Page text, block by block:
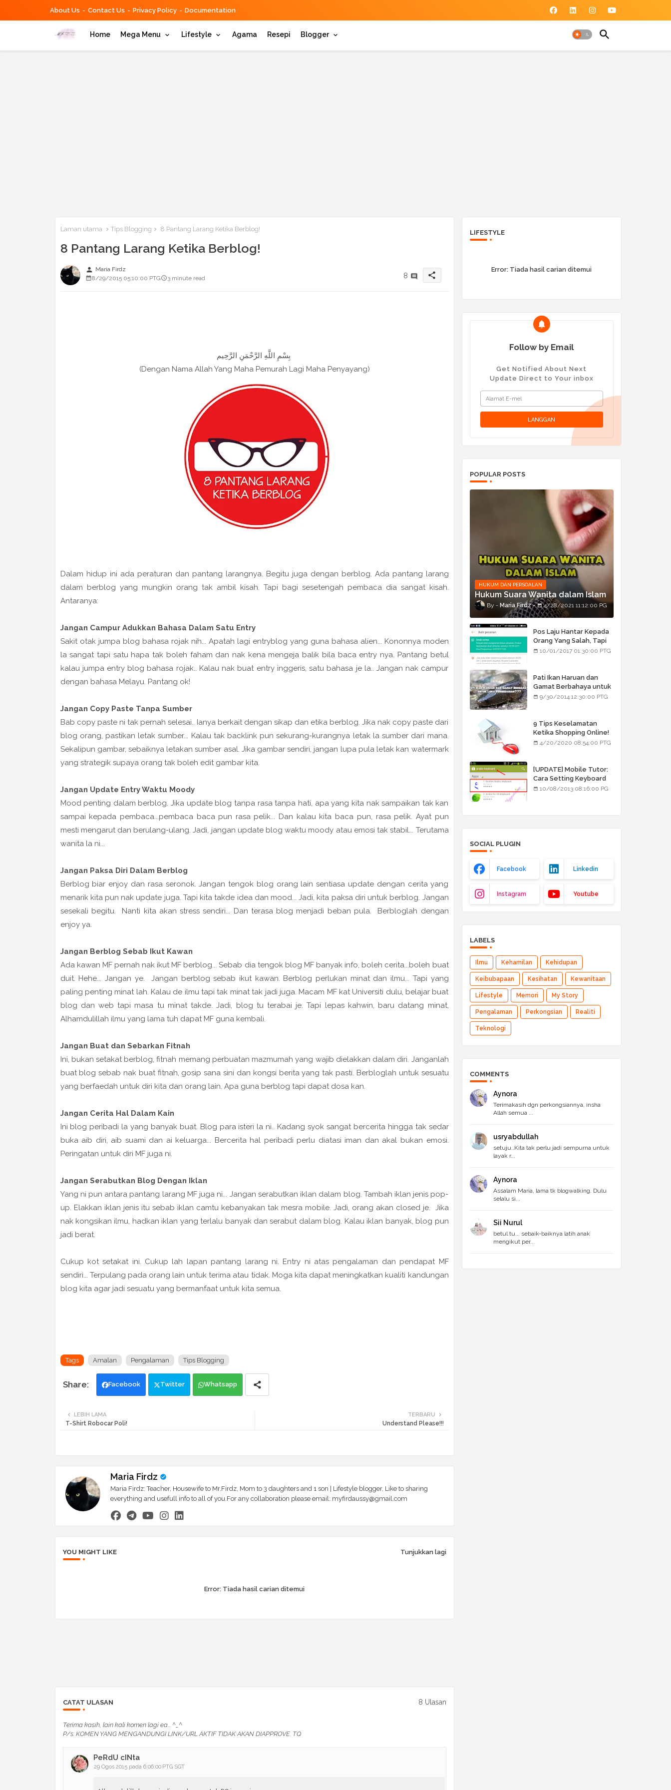
About Us Contact Us Privacy Policy Documentation
Home Mega Menu Lifestyle Agama Resepi Blogger
Laman utama Tips Blogging 8 Pantang Larang Ketika Berblog!
8 Pantang Larang Ketika Berblog!
person Maria Firdz
8/29/2015 05:10:00 PTG
3 minute read 8 share
(Dengan Nama Allah Yang Maha Pemurah Lagi Maha Penyayang)
Dalam hidup ini ada peraturan dan pantang larangnya. Begitu juga dengan berblog. Ada pantang larang
dalam berblog yang mungkin orang tak ambil kisah. Tapi bagi sesetengah pembaca dia sangat kisah.
Antaranya:
Jangan Campur Adukkan Bahasa Dalam Satu Entry
Sakit otak jumpa blog bahasa rojak nih... Apatah lagi entryblog yang guna bahasa alien... Kononnya moden
la sangat tapi satu hapa tak boleh faham dan nak kena mengeja balik bila baca entry nya. Pantang betul
kalau jumpa entry blog bahasa rojak.. Kalau nak buat entry inggeris, satu bahasa je la.. Jangan nak campur
dengan bahasa Melayu. Pantang ok!
Jangan Copy Paste Tanpa Sumber
Bab copy paste ni tak pernah selesai.. Ianya berkait dengan sikap dan etika berblog. Jika nak copy paste dari
blog orang, pastikan letak sumber... Kalau tak backlink pun sekurang-kurangnya letak la sumber dari mana.
Sekalipun gambar, sebaiknya letakan sumber asal. Jika gambar sendiri, jangan lupa pula letak kan watermark
yang strategik supaya orang tak boleh edit gambar kita.
Jangan Update Entry Waktu Moody
Mood penting dalam berblog. Jika update blog tanpa rasa tanpa hati, apa yang kita nak sampaikan tak kan
sampai kepada pembaca...pembaca baca pun rasa pelik... Dan kalau kita baca pun, rasa pelik. Ayat pun
mesti mengarut dan berulang-ulang. Jadi, jangan update blog waktu moody atau emosi tak stabil... Terutama
wanita la ni...
Jangan Paksa Diri Dalam Berblog
Berblog biar enjoy dan rasa seronok. Jangan tengok blog orang lain sentiasa update dengan cerita yang
menarik kita pun nak update juga. Tapi kita takde idea dan mood... Jadi, kita paksa diri untuk berblog. Jangan
sesekali begitu. Nanti kita akan stress sendiri... Dan terasa blog menjadi beban pula. Berbloglah dengan
enjoy ya.
Jangan Berblog Sebab Ikut Kawan
Ada kawan MF pernah nak ikut MF berblog... Sebab dia tengok blog MF banyak info, boleh cerita...boleh buat
duit. Hehe... Jangan ye. Jangan berblog sebab ikut kawan. Berblog perlukan minat dan ilmu... Tapi yang
paling penting minat lah. Kalau de ilmu tapi tak minat tak jadi juga. Macam MF kat Universiti dulu, belajar buat
blog dan web tapi masa tu minat takde. Jadi, blog tu terabai je. Tapi lepas kahwin, baru datang minat,
Alhamdulillah ilmu yang lama tuh dapat MF guna kembali.
Jangan Buat dan Sebarkan Fitnah
Ini, bukan setakat berblog, fitnah memang perbuatan mazmumah yang wajib dielakkan dalam diri. Janganlah
buat blog sebab nak buat fitnah, gosip sana sini dan kongsi berita yang tak pasti. Berbloglah untuk sesuatu
yang berfaedah untuk diri kita dan orang lain. Apa guna berblog tapi dapat dosa kan.
Jangan Cerita Hal Dalam Kain
Ini blog peribadi la yang banyak buat. Blog para isteri la ni.. Kadang syok sangat bercerita hingga tak sedar
buka aib diri, aib suami dan ai keluarga... Bercerita hal peribadi perlu diatasi iman dan akal bukan emosi.
Peringatan untuk diri MF juga ni.
Jangan Serabutkan Blog Dengan Iklan
Yang ni pun antara pantang larang MF juga ni... Jangan serabutkan iklan dalam blog. Tambah iklan jenis pop-
up. Elakkan iklan jenis itu sebab iklan camtu kebanyakan tak mesra mobile. Jadi, orang akan closed je. Jika
nak kongsikan ilmu, hadkan iklan yang terlalu banyak dan serabut dalam blog. Kalau iklan banyak, blog pun
jadi berat.
Cukup kot setakat ini. Cukup lah lapan pantang larang ni. Entry ni atas pengalaman dan pendapat MF
sendiri... Terpulang pada orang lain untuk terima atau tidak. Moga kita dapat meningkatkan kualiti kandungan
blog kita agar jadi sesuatu yang bermanfaat untuk kita semua.
Tags Amalan Pengalaman Tips Blogging
Facebook Twitter Whatsapp
TERBARU
Understand Please!!!
LEBIH LAMA
T-Shirt Robocar Poli!
Maria Firdz
Maria Firdz: Teacher, Housewife to Mr.Firdz, Mom to 3 daughters and 1 son | Lifestyle blogger, Like to sharing
everything and usefull info to all of you.For any collaboration please email: myfirdaussy@gmail.com
YOU MIGHT LIKE Tunjukkan lagi
Error: Tiada hasil carian ditemui
CATAT ULASAN 8 Ulasan
Terima kasih, lain kali komen lagi ea... ^_^
P/s: KOMEN YANG MENGANDUNGI LINK/URL AKTIF TIDAK AKAN DIAPPROVE. TQ
PeRdU cINta
29 Ogos 2015 pada 6:06:00 PTG SGT
LIFESTYLE
Error: Tiada hasil carian ditemui
Follow by Email
Get Notified About Next
Update Direct to Your inbox
POPULAR POSTS
HUKUM DAN PERSOALAN
Hukum Suara Wanita dalam Islam
Maria Firdz 4/28/2021 11:12:00 PG
Pos Laju Hantar Kepada
Orang Yang Salah, Tapi
Orang Tu Pula Terima
10/01/2017 01:30:00 PTG
Pati Ikan Haruan dan
Gamat Berbahaya untuk
Luka Pembedahan???
9/30/2014 12:30:00 PTG
9 Tips Keselamatan
Ketika Shopping Online!
4/20/2020 08:54:00 PTG
[UPDATE] Mobile Tutor:
Cara Setting Keyboard
Arab/Jawi
10/08/2013 08:16:00 PG
SOCIAL PLUGIN
Facebook Linkedin
Instagram Youtube
LABELS
Ilmu Kehamilan Kehidupan
Keibubapaan Kesihatan Kewanitaan
Lifestyle Memori My Story
Pengalaman Perkongsian Realiti
Teknologi
COMMENTS
Aynora
Terimakasih dgn perkongsiannya, insha
Allah semua ...
usryabdullah
setuju..Kita tak perlu jadi sempurna untuk
layak r...
Aynora
Assalam Maria, lama tk blogwalking. Dulu
selalu si...
Sii Nurul
betul tu... sebaik-baiknya latih anak
mengikut per...